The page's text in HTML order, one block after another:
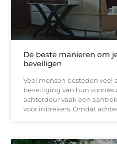
De beste manieren om
beveiligen
Veel mensen besteden veel
beveiliging van hun
achterdeur vaak een
voor inbrekers. Omdat